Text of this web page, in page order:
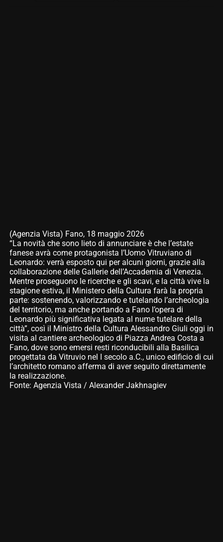
(Agenzia Vista) Fano, 18 maggio 2026
“La novità che sono lieto di annunciare è che l’estate
fanese avrà come protagonista l’Uomo Vitruviano di
Leonardo: verrà esposto qui per alcuni giorni, grazie alla
collaborazione delle Gallerie dell’Accademia di Venezia.
Mentre proseguono le ricerche e gli scavi, e la città vive la
stagione estiva, il Ministero della Cultura farà la propria
parte: sostenendo, valorizzando e tutelando l’archeologia
del territorio, ma anche portando a Fano l’opera di
Leonardo più significativa legata al nume tutelare della
città”, così il Ministro della Cultura Alessandro Giuli oggi in
visita al cantiere archeologico di Piazza Andrea Costa a
Fano, dove sono emersi resti riconducibili alla Basilica
progettata da Vitruvio nel I secolo a.C., unico edificio di cui
l’architetto romano afferma di aver seguito direttamente
la realizzazione.
Fonte: Agenzia Vista / Alexander Jakhnagiev